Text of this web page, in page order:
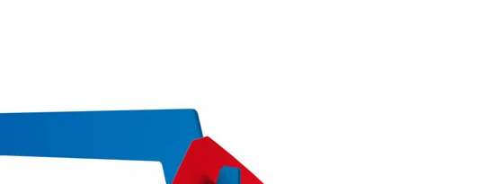
– avec son prénom, votre photo ou un message qui touche le cœur. Sans